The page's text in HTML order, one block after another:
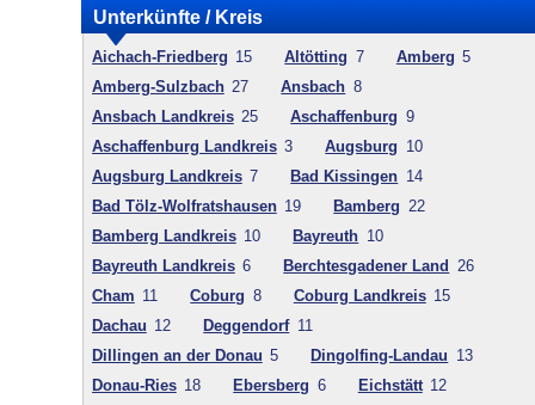
Unterkünfte / Kreis
Aichach-Friedberg 15 Altötting 7 Amberg 5
Amberg-Sulzbach 27 Ansbach 8
Ansbach Landkreis 25 Aschaffenburg 9
Aschaffenburg Landkreis 3 Augsburg 10
Augsburg Landkreis 7 Bad Kissingen 14
Bad Tölz-Wolfratshausen 19 Bamberg 22
Bamberg Landkreis 10 Bayreuth 10
Bayreuth Landkreis 6 Berchtesgadener Land 26
Cham 11 Coburg 8 Coburg Landkreis 15
Dachau 12 Deggendorf 11
Dillingen an der Donau 5 Dingolfing-Landau 13
Donau-Ries 18 Ebersberg 6 Eichstätt 12